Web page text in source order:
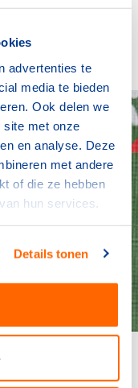
advertenties te
media te bieden
Ook delen we
site met onze
en analyse. Deze
met andere
of die ze hebben
hun services.
Details tonen
keer.